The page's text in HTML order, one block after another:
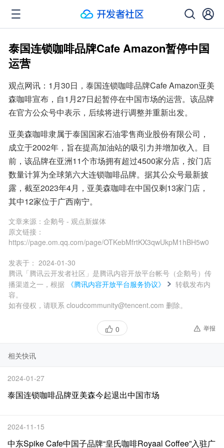
泰国连锁咖啡品牌Cafe Amazon暂停中国
运营
观点网讯：1月30日，泰国连锁咖啡品牌Cafe Amazon亚美
森咖啡宣布，自1月27日起暂停在中国市场的运营。该品牌
在官方公众号中表示，后续将进行调整并重新出发。
亚美森咖啡隶属于泰国国家石油零售商业股份有限公司，
成立于2002年，旨在提高加油站的吸引力并增加收入。目
前，该品牌在亚洲11个市场拥有超过4500家分店，按门店
数量计算为全球第六大连锁咖啡品牌。据其公众号最新披
露，截至2023年4月，亚美森咖啡在中国仅剩13家门店，
其中12家位于广西南宁。
文章来源： 企鹅号 - 观点新媒体
原文链接：
https://page.om.qq.com/page/OTKebMfrtKX3qwUkpM1hBH5w0
发表于： 2024-01-30
腾讯「腾讯云开发者社区」是腾讯内容开放平台帐号（企鹅号）传
播渠道之一，根据
《腾讯内容开放平台服务协议》
转载发布内
容。
如有侵权，请联系 cloudcommunity@tencent.com 删除。
0 举报
相关快讯
2024-01-27
泰国连锁咖啡品牌亚美森今起退出中国市场
2024-11-15
中东Spike Cafe中国子品牌“皇氏咖啡Royaal Coffee”入驻广